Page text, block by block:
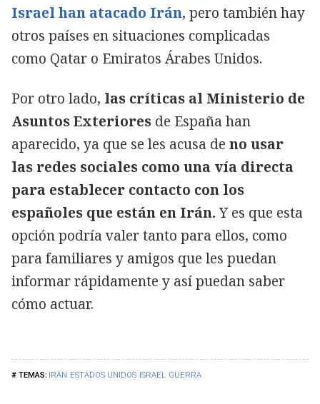
IRÁN ESTADOS UNIDOS ISRAEL GUERRA
Israel han atacado Irán, pero también hay
otros países en situaciones complicadas
como Qatar o Emiratos Árabes Unidos.
Por otro lado, las críticas al Ministerio de
Asuntos Exteriores de España han
aparecido, ya que se les acusa de no usar
las redes sociales como una vía directa
para establecer contacto con los
españoles que están en Irán.Y es que esta
opción podría valer tanto para ellos, como
para familiares y amigos que les puedan
informar rápidamente y así puedan saber
cómo actuar.